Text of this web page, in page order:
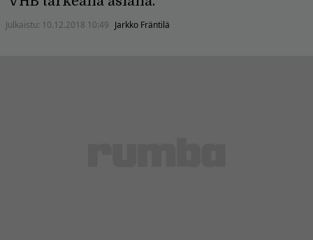
Julkaistu: 10.12.2018 10:49 Jarkko Fräntilä